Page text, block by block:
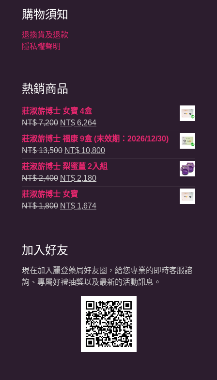
購物須知
退換貨及退款
隱私權聲明
熱銷商品
莊淑旂博士 女寶 4盒
NT$7,200 原
始
價
NT$ 7,200。
NT$ 6,264目
前
價
NT$ 6,264。
莊淑旂博士 福康 9盒 (末效期：2026/12/30)
NT$13,500 原
始
價
NT$ 13,500。
NT$ 10,800目
前
莊淑旂博士 梨蜜薑 2入組
NT$2,400 原
始
價
NT$ 2,180目
莊淑旂博士 女寶
NT$1,800 原
NT$ 1,800。
NT$ 1,674目
加入好友
現在加入麗登藥局好友圈，給您專業的即時客服諮
詢、專屬好禮抽獎以及最新的活動訊息。